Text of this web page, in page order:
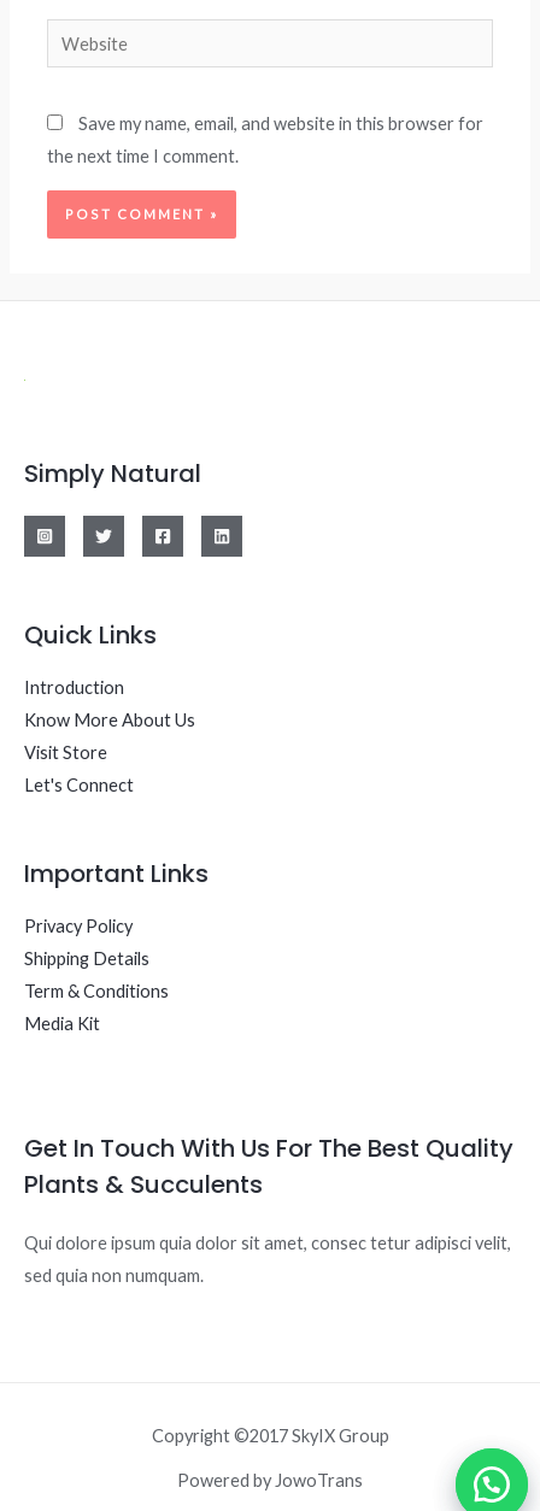
Website
Save my name, email, and website in this browser for
the next time I comment.
Simply Natural
Quick Links
Introduction
Know More About Us
Visit Store
Let's Connect
Important Links
Privacy Policy
Shipping Details
Term & Conditions
Media Kit
Get In Touch With Us For The Best Quality
Plants & Succulents
Qui dolore ipsum quia dolor sit amet, consec tetur adipisci velit,
sed quia non numquam.
Copyright ©2017 SkyIX Group
Powered by JowoTrans